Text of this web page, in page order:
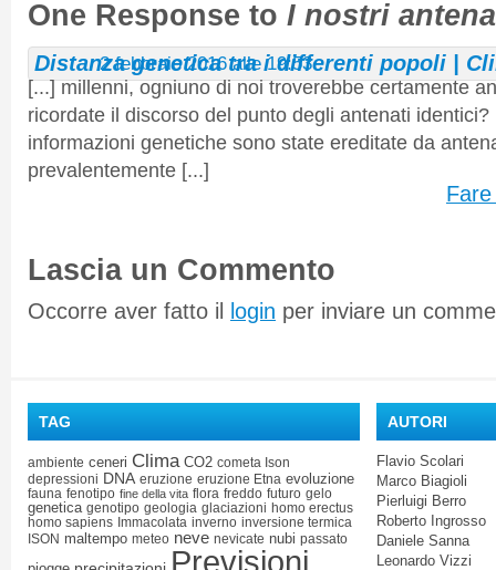
One Response to I nostri
Distanza genetica tra i differenti popoli |
2 febbraio 2016 alle 19:53
[...] millenni, ogniuno di noi troverebbe certamente
ricordate il discorso del punto degli antenati
informazioni genetiche sono state ereditate da
prevalentemente [...]
Lascia un Commento
Occorre aver fatto il login per inviare un
TAG
ambiente ceneri Clima CO2 cometa Ison
depressioni DNA eruzione eruzione Etna evoluzione
fauna fenotipo fine della vita flora freddo futuro gelo
genetica genotipo geologia glaciazioni homo erectus
homo sapiens Immacolata inverno inversione termica
ISON maltempo meteo neve nevicate nubi passato
Previsioni
AUTORI
Flavio Scolari
Marco Biagioli
Pierluigi Berro
Roberto Ingrosso
Daniele Sanna
Leonardo Vizzi